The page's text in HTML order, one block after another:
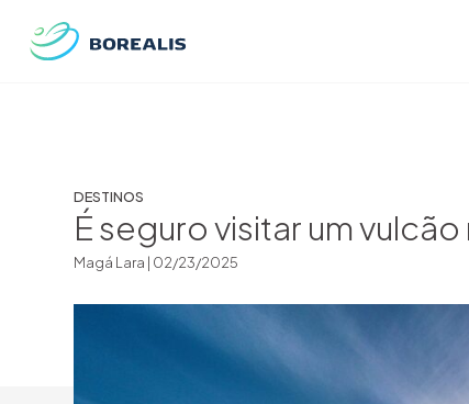
DESTINOS
É seguro visitar um vulcão
Magá Lara | 02/23/2025